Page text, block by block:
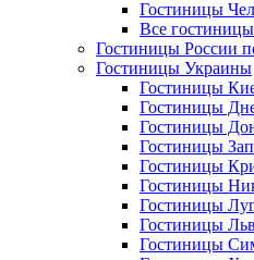
Гостиницы
Все
Гостиницы России
Гостиницы Украины
Гостиницы
Гостиницы
Гостиницы
Гостиницы
Гостиницы
Гостиницы
Гостиницы
Гостиницы
Гостиницы